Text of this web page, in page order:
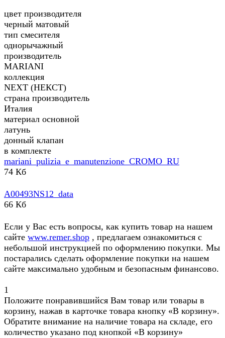
цвет производителя
черный матовый
тип смесителя
однорычажный
производитель
MARIANI
коллекция
NEXT (НЕКСТ)
страна производитель
Италия
материал основной
латунь
донный клапан
в комплекте
mariani_pulizia_e_manutenzione_CROMO_RU
74 Кб
A00493NS12_data
66 Кб
Если у Вас есть вопросы, как купить товар на нашем
сайте www.remer.shop , предлагаем ознакомиться с
небольшой инструкцией по оформлению покупки. Мы
постарались сделать оформление покупки на нашем
сайте максимально удобным и безопасным финансово.
1
Положите понравившийся Вам товар или товары в
корзину, нажав в карточке товара кнопку «В корзину».
Обратите внимание на наличие товара на складе, его
количество указано под кнопкой «В корзину»